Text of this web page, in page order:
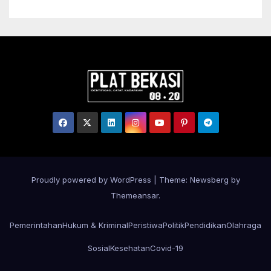
Proudly powered by WordPress Theme: Newsberg by
Themeansar.
PemerintahanHukum & KriminalPeristiwaPolitikPendidikanOlahraga
SosialKesehatanCovid-19